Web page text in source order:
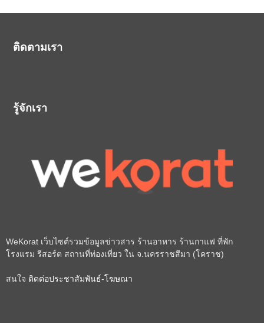
ติดตามเรา
รู้จักเรา
WeKorat เว็บไซต์รวมข้อมูลข่าวสาร ร้านอาหาร ร้านกาแฟ ที่พัก
โรงแรม รีสอร์ต สถานที่ท่องเที่ยว ใน จ.นครราชสีมา (โคราช)
สนใจ ติดต่อประชาสัมพันธ์-โฆษณา